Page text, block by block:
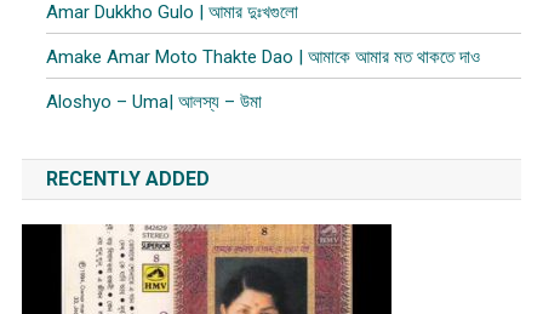
Amar Dukkho Gulo | আমার দুঃখগুলো
Amake Amar Moto Thakte Dao | আমাকে আমার মত থাকতে দাও
Aloshyo – Uma| আলস্য – উমা
RECENTLY ADDED